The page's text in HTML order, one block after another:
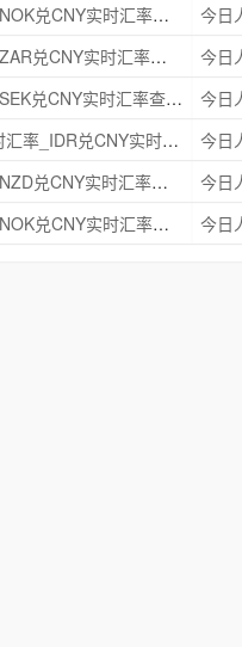
今日人民币兑挪威克朗实时汇率_NOK兑CNY实时汇率查询 2025年09月21日
今日人民币兑南非兰特实时汇率_ZAR兑CNY实时汇率查询 2025年09月21日
今日人民币兑瑞典克朗实时汇率_SEK兑CNY实时汇率查询 2025年09月21日
今日人民币兑印度尼西亚卢比实时汇率_IDR兑CNY实时汇率查询 2025年09月21日
今日人民币兑新西兰元实时汇率_NZD兑CNY实时汇率查询 2025年09月21日
今日人民币兑挪威克朗实时汇率_NOK兑CNY实时汇率查询 2025年09月21日